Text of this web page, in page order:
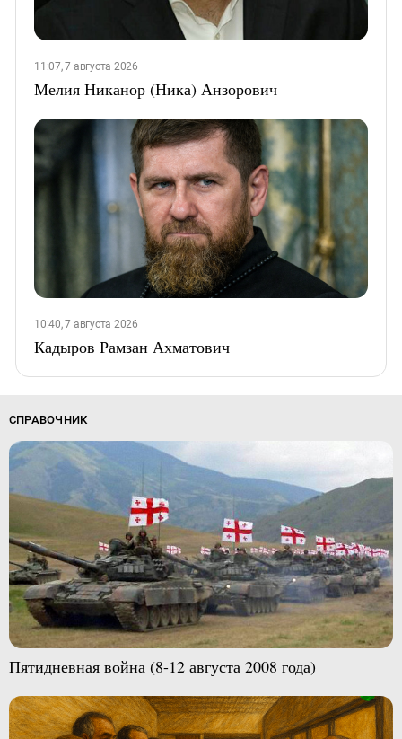
11:07, 7 августа 2026
Мелия Никанор (Ника) Анзорович
10:40, 7 августа 2026
Кадыров Рамзан Ахматович
СПРАВОЧНИК
Пятидневная война (8-12 августа 2008 года)